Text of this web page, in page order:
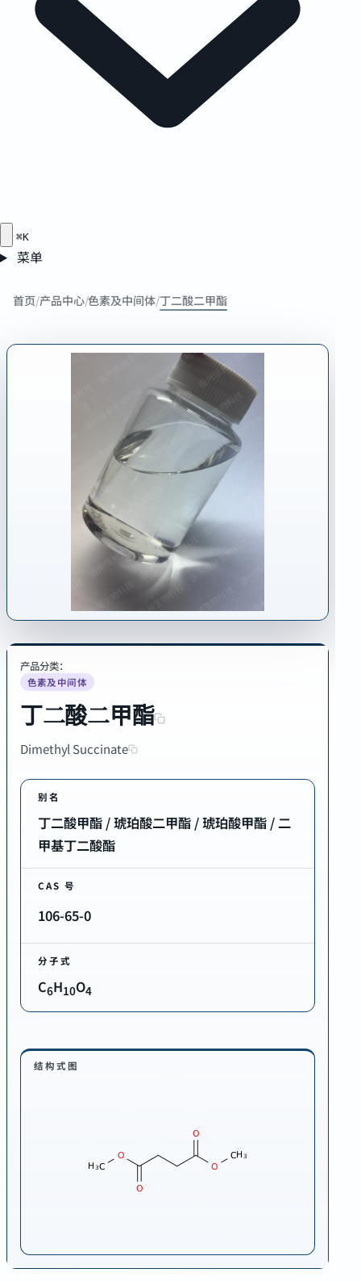
⌘K
菜单
Dimethyl
acid
首页/产品中心/色素及中间体/丁二酸二甲酯
产品分类：
色素及中间体
丁二酸二甲酯
Dimethyl Succinate
别名
丁二酸甲酯 / 琥珀酸二甲酯 / 琥珀酸甲酯 / 二
甲基丁二酸酯
CAS 号
106-65-0
分子式
C6H10O4
结构式图